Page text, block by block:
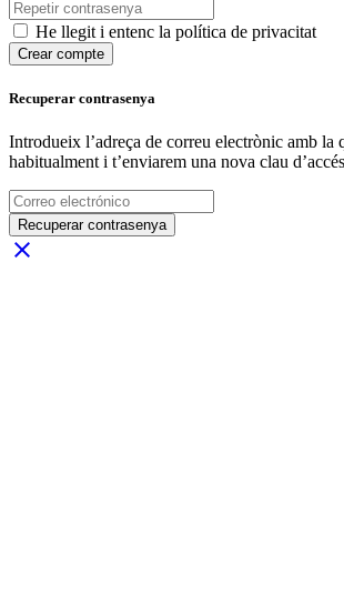
He llegit i entenc la política de privacitat
Crear compte
Recuperar contrasenya
Introdueix l’adreça de correu electrònic amb la
habitualment i t’enviarem una nova clau
Recuperar contrasenya
close